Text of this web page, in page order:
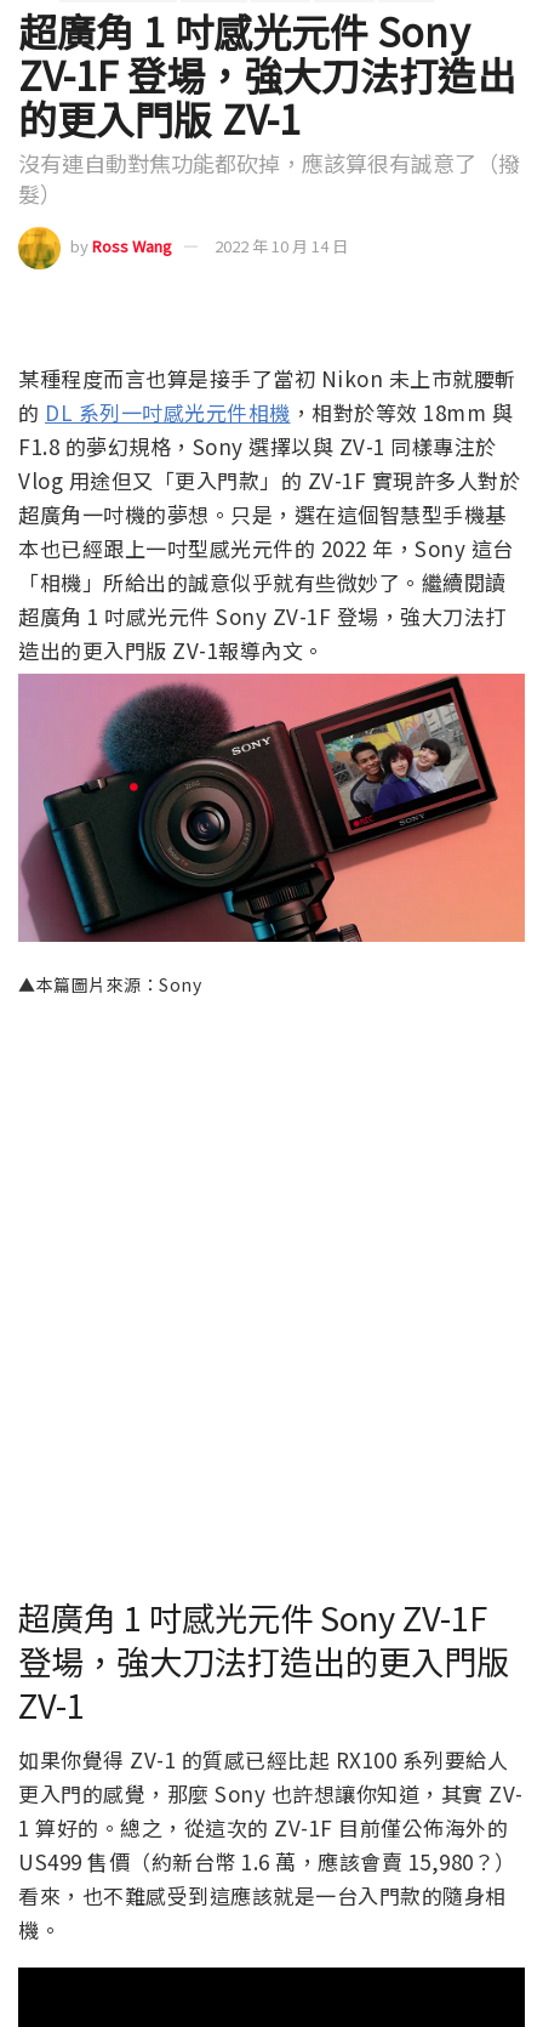
超廣角 1 吋感光元件 Sony
ZV-1F 登場，強大刀法打造出
的更入門版 ZV-1
沒有連自動對焦功能都砍掉，應該算很有誠意了（撥
髮）
byRoss Wang 2022 年 10 月 14 日
某種程度而言也算是接手了當初 Nikon 未上市就腰斬
的 DL 系列一吋感光元件相機 ，相對於等效 18mm 與
F1.8 的夢幻規格，Sony 選擇以與 ZV-1 同樣專注於
Vlog 用途但又「更入門款」的 ZV-1F 實現許多人對於
超廣角一吋機的夢想。只是，選在這個智慧型手機基
本也已經跟上一吋型感光元件的 2022 年，Sony 這台
「相機」所給出的誠意似乎就有些微妙了。繼續閱讀
超廣角 1 吋感光元件 Sony ZV-1F 登場，強大刀法打
造出的更入門版 ZV-1報導內文。
▲本篇圖片來源：Sony
超廣角 1 吋感光元件 Sony ZV-1F
登場，強大刀法打造出的更入門版
ZV-1
如果你覺得 ZV-1 的質感已經比起 RX100 系列要給人
更入門的感覺，那麼 Sony 也許想讓你知道，其實 ZV-
1 算好的。總之，從這次的 ZV-1F 目前僅公佈海外的
US499 售價（約新台幣 1.6 萬，應該會賣 15,980？）
看來，也不難感受到這應該就是一台入門款的隨身相
機。